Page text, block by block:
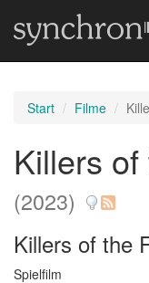
Start Filme
Killers
(2023)
Killers of the
Spielfilm